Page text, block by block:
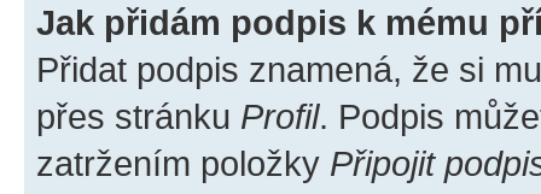
Jak přidám podpis k mému
Přidat podpis znamená, že si
přes stránku Profil. Podpis
zatržením položky Připojit